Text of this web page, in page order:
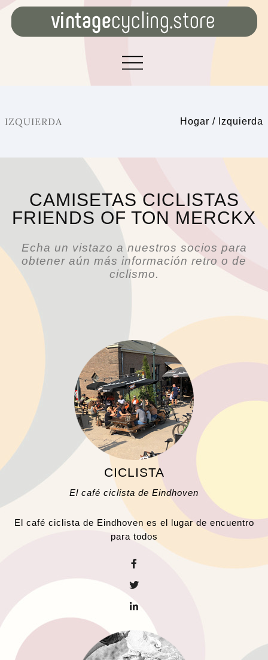
IZQUIERDA Hogar / Izquierda
CAMISETAS CICLISTAS
FRIENDS OF TON MERCKX
Echa un vistazo a nuestros socios para
obtener aún más información retro o de
ciclismo.
CICLISTA
El café ciclista de Eindhoven
El café ciclista de Eindhoven es el lugar de encuentro
para todos